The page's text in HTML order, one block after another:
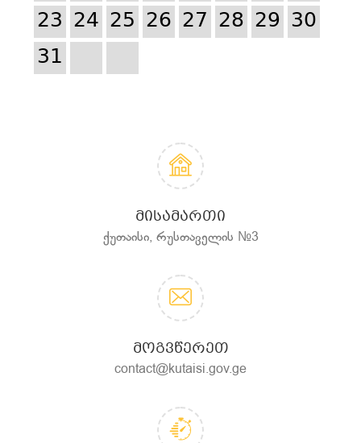
23 24 25 26 27 28 29 30
31
ᲛᲘᲡᲐᲛᲐᲠᲗᲘ
ქუთაისი, რუსთაველის №3
ᲛᲝᲒᲕᲬᲔᲠᲔᲗ
contact@kutaisi.gov.ge